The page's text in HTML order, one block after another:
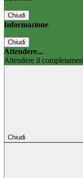
Chiudi
Informazione
Chiudi
Attendere...
Attendere il
Chiudi